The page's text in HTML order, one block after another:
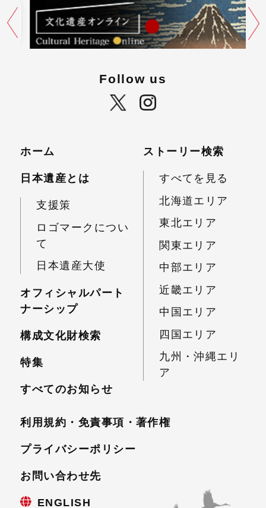
Follow us
ホーム
日本遺産とは
支援策
ロゴマークについ
て
日本遺産大使
オフィシャルパート
ナーシップ
構成文化財検索
特集
すべてのお知らせ
ストーリー検索
すべてを見る
北海道エリア
東北エリア
関東エリア
中部エリア
近畿エリア
中国エリア
四国エリア
九州・沖縄エリ
ア
利用規約・免責事項・著作権
プライバシーポリシー
お問い合わせ先
ENGLISH